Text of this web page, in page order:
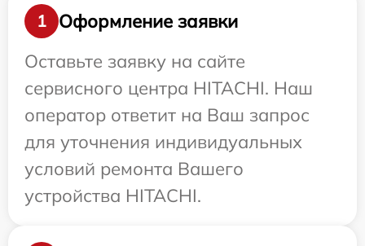
1
Оформление заявки
Оставьте заявку на сайте
сервисного центра HITACHI. Наш
оператор ответит на Ваш запрос
для уточнения индивидуальных
условий ремонта Вашего
устройства HITACHI.